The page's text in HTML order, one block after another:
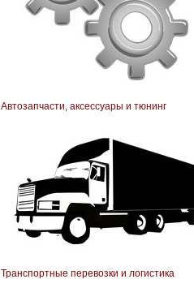
Автозапчасти, аксессуары и тюнинг
Транспортные перевозки и логистика